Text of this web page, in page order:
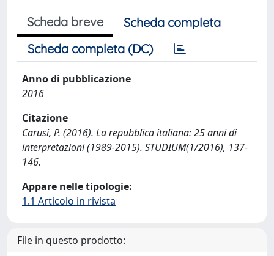
Scheda breve
Scheda completa
Scheda completa (DC)
Anno di pubblicazione
2016
Citazione
Carusi, P. (2016). La repubblica italiana: 25 anni di
interpretazioni (1989-2015). STUDIUM(1/2016), 137-
146.
Appare nelle tipologie:
1.1 Articolo in rivista
File in questo prodotto: